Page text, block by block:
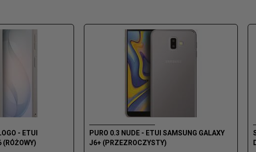
- ETUI
(RÓŻOWY)
PURO 0.3 NUDE - ETUI SAMSUNG GALAXY
J6+ (PRZEZROCZYSTY)